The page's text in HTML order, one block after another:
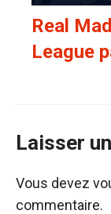
Real
League
Laisser
Vous devez
commentaire.